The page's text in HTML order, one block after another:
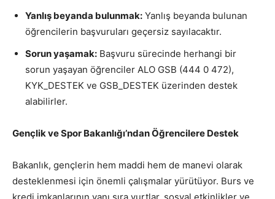
Yanlış beyanda bulunmak: Yanlış beyanda bulunan
öğrencilerin başvuruları geçersiz sayılacaktır.
Sorun yaşamak: Başvuru sürecinde herhangi bir
sorun yaşayan öğrenciler ALO GSB (444 0 472),
KYK_DESTEK ve GSB_DESTEK üzerinden destek
alabilirler.
Gençlik ve Spor Bakanlığı’ndan Öğrencilere Destek
Bakanlık, gençlerin hem maddi hem de manevi olarak
desteklenmesi için önemli çalışmalar yürütüyor. Burs ve